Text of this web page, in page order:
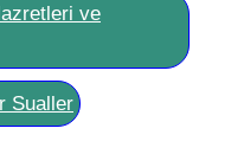
ve
Sualler